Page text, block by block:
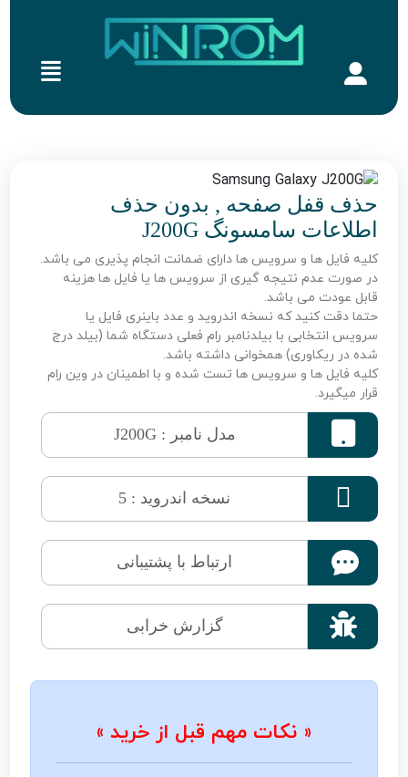
حذف قفل صفحه , بدون حذف
اطلاعات سامسونگ J200G
کلیه فایل ها و سرویس ها دارای ضمانت انجام پذیری می باشد.
در صورت عدم نتیجه گیری از سرویس ها یا فایل ها هزینه
قابل عودت می باشد.
حتما دقت کنید که نسخه اندروید و عدد باینری فایل یا
سرویس انتخابی با بیلدنامبر رام فعلی دستگاه شما (بیلد درج
شده در ریکاوری) همخوانی داشته باشد.
کلیه فایل ها و سرویس ها تست شده و با اطمینان در وین رام
قرار میگیرد.
مدل نامبر : J200G
 نسخه اندروید : 5
ارتباط با پشتیبانی
 گزارش خرابی
« نکات مهم قبل از خرید »